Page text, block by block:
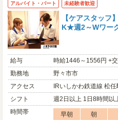
アルバイト・パート 未経験者歓迎
【ケアスタッフ
K★週2～Wワー
給与
時給1446～1556円 +
勤務地
野々市市
アクセス
IRいしかわ鉄道線 松任
シフト
週2日以上 1日8時間以
時間帯
早朝 朝